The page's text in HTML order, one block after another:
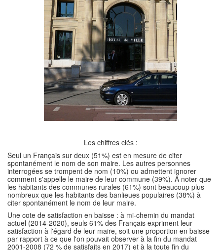
Les chiffres clés :
Seul un Français sur deux (51%) est en mesure de citer
spontanément le nom de son maire. Les autres personnes
interrogées se trompent de nom (10%) ou admettent ignorer
comment s'appelle le maire de leur commune (39%). A noter que
les habitants des communes rurales (61%) sont beaucoup plus
nombreux que les habitants des banlieues populaires (38%) à
citer spontanément le nom de leur maire.
Une cote de satisfaction en baisse : à mi-chemin du mandat
actuel (2014-2020), seuls 61% des Français expriment leur
satisfaction à l'égard de leur maire, soit une proportion en baisse
par rapport à ce que l'on pouvait observer à la fin du mandat
2001-2008 (72 % de satisfaits en 2017) et à la toute fin du